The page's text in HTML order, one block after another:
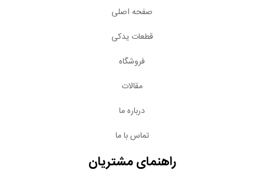
صفحه اصلی
قطعات یدکی
فروشگاه
مقالات
درباره ما
تماس با ما
راهنمای مشتریان